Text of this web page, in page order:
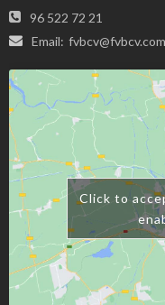
96 522 72 21
Email: fvbcv@fvbcv.com
Click to